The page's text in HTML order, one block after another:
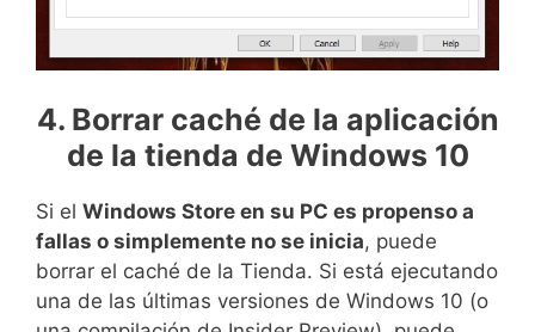
4. Borrar caché de la aplicación
de la tienda de Windows 10
Si el Windows Store en su PC es propenso a
fallas o simplemente no se inicia, puede
borrar el caché de la Tienda. Si está ejecutando
una de las últimas versiones de Windows 10 (o